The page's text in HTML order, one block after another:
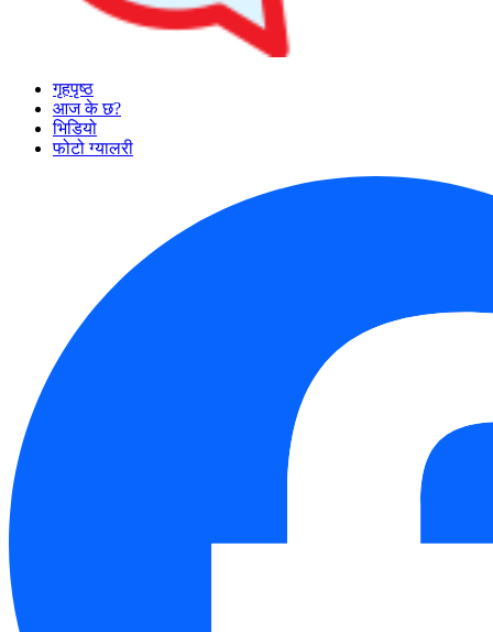
गृहपृष्ठ
आज के छ?
भिडियो
फोटो ग्यालरी